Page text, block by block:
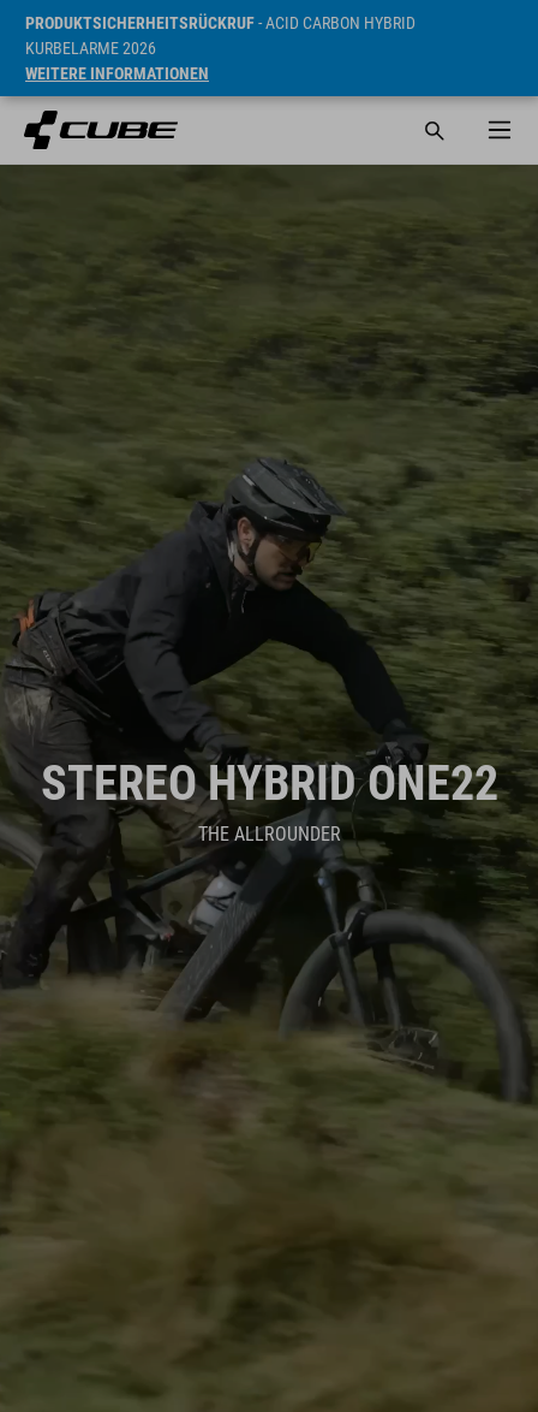
PRODUKTSICHERHEITSRÜCKRUF- ACID CARBON HYBRID
KURBELARME 2026
WEITERE INFORMATIONEN
STEREO HYBRID ONE22
THE ALLROUNDER